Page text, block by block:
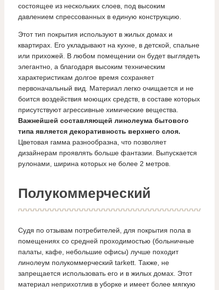
состоящее из нескольких слоев, под высоким
давлением спрессованных в единую конструкцию.
Этот тип покрытия используют в жилых домах и
квартирах. Его укладывают на кухне, в детской, спальне
или прихожей. В любом помещении он будет выглядеть
элегантно, а благодаря высоким техническим
характеристикам долгое время сохраняет
первоначальный вид. Материал легко очищается и не
боится воздействия моющих средств, в составе которых
присутствуют агрессивные химические вещества.
Важнейшей составляющей линолеума бытового
типа является декоративность верхнего слоя.
Цветовая гамма разнообразна, что позволяет
дизайнерам проявлять больше фантазии. Выпускается
рулонами, ширина которых не более 2 метров.
Полукоммерческий
Судя по отзывам потребителей, для покрытия пола в
помещениях со средней проходимостью (больничные
палаты, кафе, небольшие офисы) лучше походит
линолеум полукоммерческий tarkett. Также, не
запрещается использовать его и в жилых домах. Этот
материал неприхотлив в уборке и имеет более мягкую